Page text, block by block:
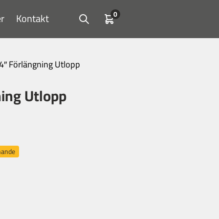
Kontakt Open search
Kundvagn
0
Förlängning Utlopp
Utlopp